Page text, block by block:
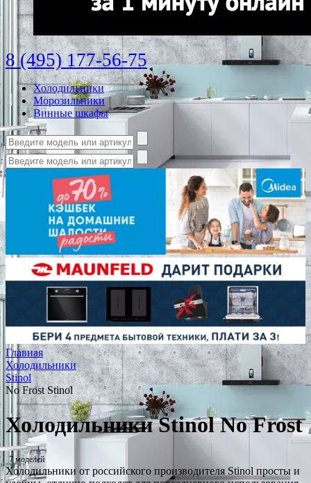
8 (495) 177-56-75
Холодильники
Морозильники
Винные шкафы
Главная
Холодильники
Stinol
No Frost Stinol
Холодильники Stinol No Frost
7 моделей
Холодильники от российского производителя Stinol просты и